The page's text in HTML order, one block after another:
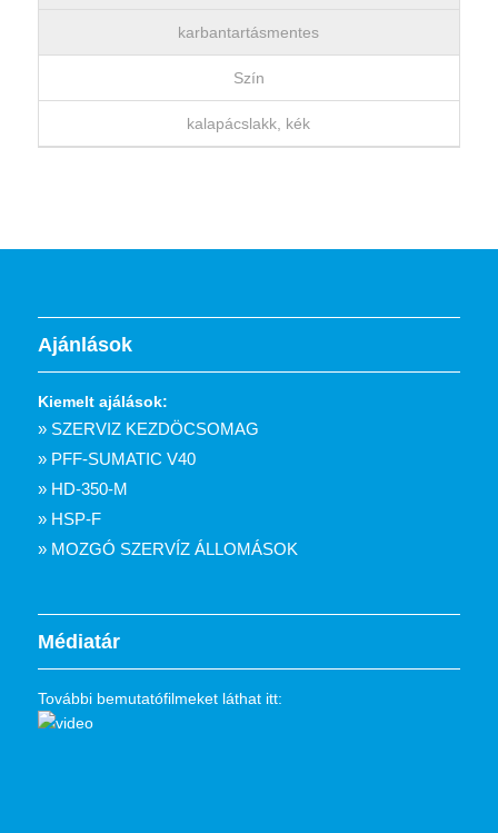
karbantartásmentes
Szín
kalapácslakk, kék
Ajánlások
Kiemelt ajálások:
» SZERVIZ KEZDÖCSOMAG
» PFF-SUMATIC V40
» HD-350-M
» HSP-F
» MOZGÓ SZERVÍZ ÁLLOMÁSOK
Médiatár
További bemutatófilmeket láthat itt: